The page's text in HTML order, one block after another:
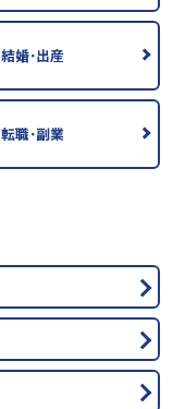
結婚･出産
転職･副業